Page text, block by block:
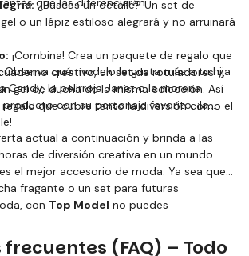
¿Buscas un detalle? Un set de
o un lápiz estiloso alegrará y no arruinará
¡Combina! Crea un paquete de regalo que
creativo, un set de rotuladores y,
gel de ducha de la misma colección. Así
que cubre tanto la diversión como el
Observa qué modelo le gusta más a tu hija
Candy, la pelirroja Janet o la morena
producto con su personaje favorito, ¡la
actual a continuación y brinda a las
de diversión creativa en un mundo
el mejor accesorio de moda. Ya sea que
fragante o un set para futuras
con Top Model no puedes
(FAQ) – Todo